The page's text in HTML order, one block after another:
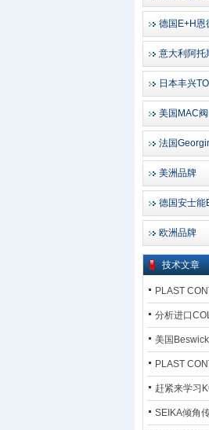
德国E+H恩
意大利阿托
日本丰兴
美国MAC
法国
美洲品牌
德国安士能
欧洲品牌
技术文章
PLAST
方法
分析进口
行排污步骤
美国
行调试?
PLAST
工作原理了
赶紧来学习
洗流程吧
SEIKA倾角